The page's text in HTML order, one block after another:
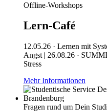
Offline-Workshops
Lern-Café
12.05.26 · Lernen mit
Angst | 26.08.26 ·
Stress
Mehr Informationen
Fragen rund um Dein